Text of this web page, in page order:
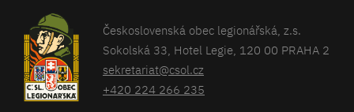
Československá obec legionářská, z.s.
Sokolská 33, Hotel Legie, 120 00 PRAHA 2
sekretariat@csol.cz
+420 224 266 235